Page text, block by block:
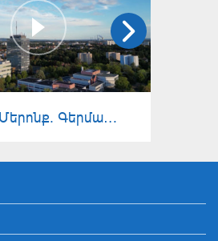
Մերոնք. Գերմանիայում